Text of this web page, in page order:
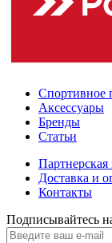
Спортивное
Аксессуары
Бренды
Статьи
Доставка и
Контакты
Подписывайтесь